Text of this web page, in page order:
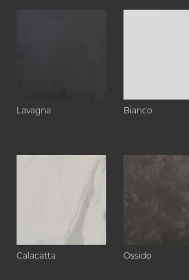
Lavagna Bianco
Calacatta Ossido